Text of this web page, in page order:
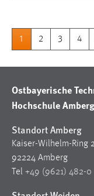
1 2 3 4
Ostbayerische
Hochschule
Standort Amberg
Kaiser-Wilhelm-Ring
92224 Amberg
Tel +49 (9621) 482-0